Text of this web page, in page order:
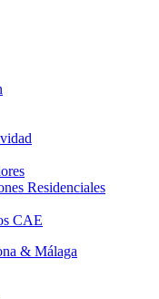
Residenciales
CAE
& Málaga